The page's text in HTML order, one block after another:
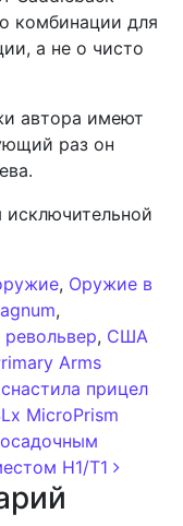
комбинации для
а не о чисто
автора имеют
раз он
, Оружие в
,
револьвер, США
Arms
прицел
MicroPrism
H1/T1